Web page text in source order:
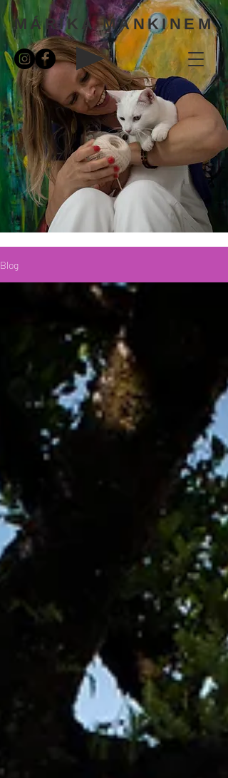
MÁRIKA MANKINEM
Blog